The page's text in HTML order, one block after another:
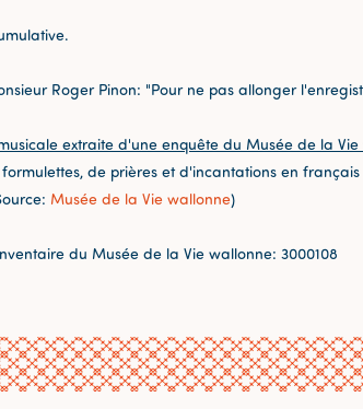
Roger Pinon: "Pour ne pas allonger
extraite d'une enquête du Musée de la
de prières et d'incantations en
Musée de la Vie wallonne)
du Musée de la Vie wallonne: 3000108